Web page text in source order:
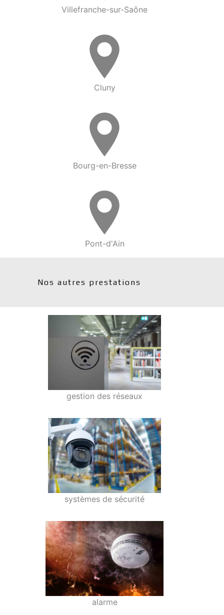
Villefranche-sur-Saône
Cluny
Bourg-en-Bresse
Pont-d'Ain
Nos autres prestations
gestion des réseaux
systèmes de sécurité
alarme